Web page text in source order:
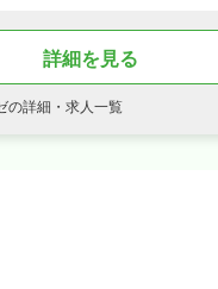
詳細を見る
の詳細・求人一覧